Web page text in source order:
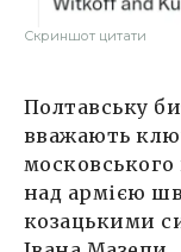
Скриншот цитати
Полтавську
вважають
московського
над армією
козацькими